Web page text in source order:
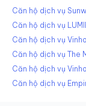
Căn hộ dịch vụ
Căn hộ dịch vụ
Căn hộ dịch vụ
Căn hộ dịch vụ The
Căn hộ dịch vụ
Căn hộ dịch vụ